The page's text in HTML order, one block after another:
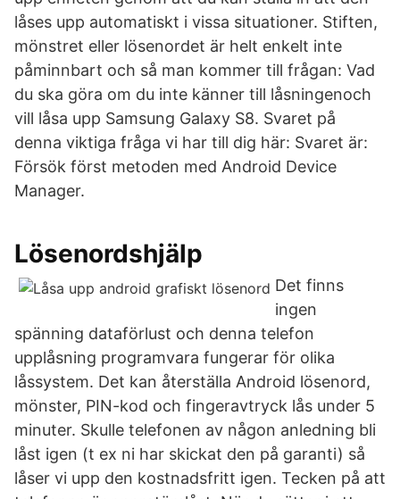
låses upp automatiskt i vissa situationer. Stiften,
mönstret eller lösenordet är helt enkelt inte
påminnbart och så man kommer till frågan: Vad
du ska göra om du inte känner till låsningenoch
vill låsa upp Samsung Galaxy S8. Svaret på
denna viktiga fråga vi har till dig här: Svaret är:
Försök först metoden med Android Device
Manager.
Lösenordshjälp
Det finns
ingen
spänning dataförlust och denna telefon
upplåsning programvara fungerar för olika
låssystem. Det kan återställa Android lösenord,
mönster, PIN-kod och fingeravtryck lås under 5
minuter. Skulle telefonen av någon anledning bli
låst igen (t ex ni har skickat den på garanti) så
låser vi upp den kostnadsfritt igen. Tecken på att